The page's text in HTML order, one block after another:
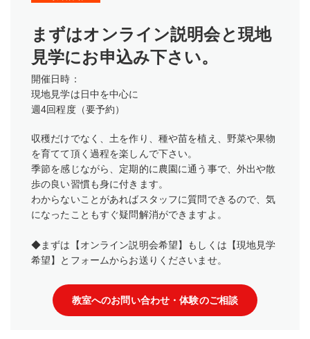
まずはオンライン説明会と現地
見学にお申込み下さい。
開催日時：
現地見学は日中を中心に
週4回程度（要予約）
収穫だけでなく、土を作り、種や苗を植え、野菜や果物
を育てて頂く過程を楽しんで下さい。
季節を感じながら、定期的に農園に通う事で、外出や散
歩の良い習慣も身に付きます。
わからないことがあればスタッフに質問できるので、気
になったこともすぐ疑問解消ができますよ。
◆まずは【オンライン説明会希望】もしくは【現地見学
希望】とフォームからお送りくださいませ。
教室へのお問い合わせ・体験のご相談